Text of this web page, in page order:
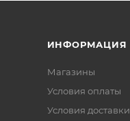
ИНФОРМАЦИЯ
Магазины
Условия оплаты
Условия доставки